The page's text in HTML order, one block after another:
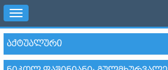
Toggle
navigation
ᲐᲥᲢᲣᲐᲚᲣᲠᲘ